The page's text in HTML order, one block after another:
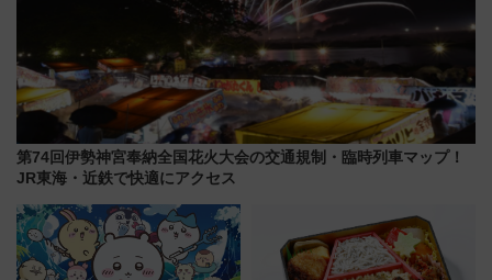
第74回伊勢神宮奉納全国花火大会の交通規制・臨時列車マップ！
JR東海・近鉄で快適にアクセス